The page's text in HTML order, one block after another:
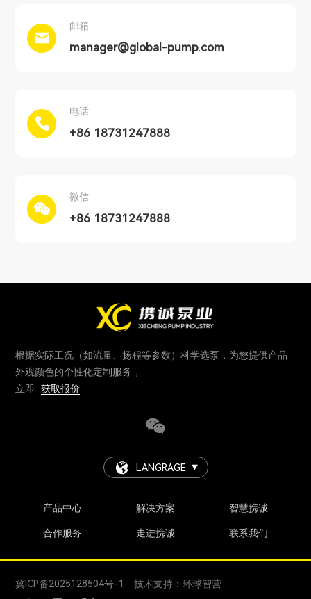
邮箱
manager@global-pump.com
电话
+86 18731247888
微信
+86 18731247888
根据实际工况（如流量、扬程等参数）科学选泵，为您提供产品
外观颜色的个性化定制服务，
立即
获取报价
LANGRAGE
产品中心 解决方案 智慧携诚
合作服务 走进携诚 联系我们
冀ICP备2025128504号-1 技术支持：环球智营